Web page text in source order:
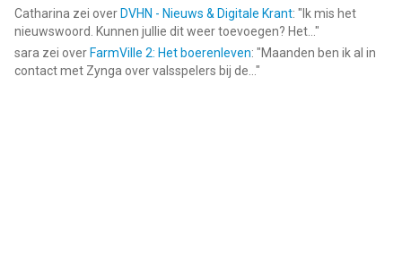
Catharina zei over DVHN - Nieuws & Digitale Krant: " Ik mis het
nieuwswoord. Kunnen jullie dit weer toevoegen? Het... "
sara zei over FarmVille 2: Het boerenleven: "Maanden ben ik al in
contact met Zynga over valsspelers bij de... "